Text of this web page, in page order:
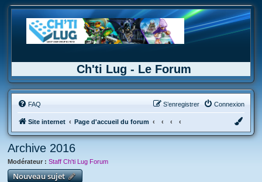
Ch'ti Lug - Le Forum
FAQ Connexion
S’enregistrer
Site internet Page d'accueil du forum
Archive 2016
Modérateur : Staff Ch'ti Lug Forum
Nouveau sujet